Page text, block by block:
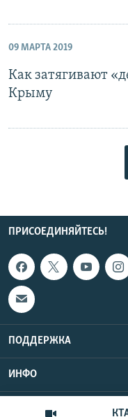
09 МАРТА 2019
Как затягивают
Крыму
ПРИСОЕДИНЯЙТЕСЬ!
ПОДДЕРЖКА
ИНФО
Copyright
UTC+3